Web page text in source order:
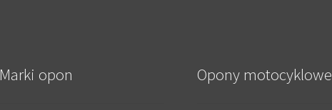
Marki opon Opony motocyklowe